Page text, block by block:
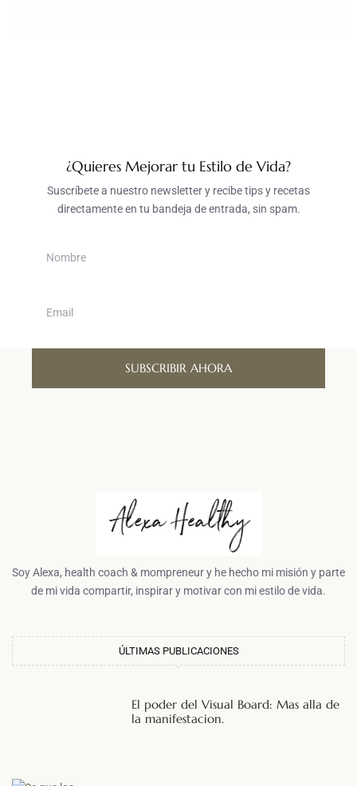
¿Quieres Mejorar tu Estilo de Vida?
Suscríbete a nuestro newsletter y recibe tips y recetas
directamente en tu bandeja de entrada, sin spam.
SUBSCRIBIR AHORA
Soy Alexa, health coach & mompreneur y he hecho mi misión y parte
de mi vida compartir, inspirar y motivar con mi estilo de vida.
ÚLTIMAS PUBLICACIONES
El poder del Visual Board: Mas alla de
la manifestacion.